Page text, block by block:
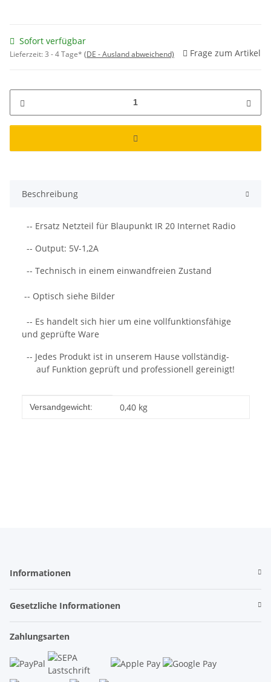
Sofort verfügbar
Lieferzeit:3 - 4 Tage* (DE - Ausland abweichend) Frage zum Artikel
Beschreibung
-- Ersatz Netzteil für Blaupunkt IR 20 Internet Radio
-- Output: 5V-1,2A
-- Technisch in einem einwandfreien Zustand
-- Optisch siehe Bilder
-- Es handelt sich hier um eine vollfunktionsfähige
und geprüfte Ware
-- Jedes Produkt ist in unserem Hause vollständig-
auf Funktion geprüft und professionell gereinigt!
Produkteigenschaft
Wert
Versandgewicht: 0,40 kg
Informationen
Gesetzliche Informationen
Zahlungsarten